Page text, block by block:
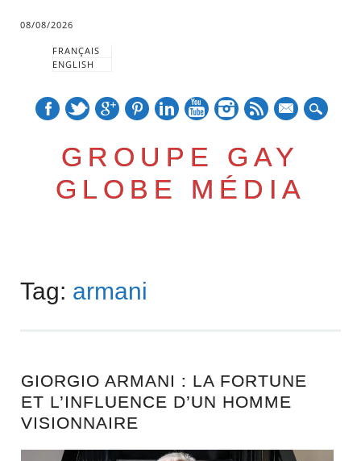
08/08/2026
FRANÇAIS
ENGLISH
GROUPE GAY
GLOBE MÉDIA
Main menu
content
Tag: armani
GIORGIO ARMANI : LA FORTUNE
ET L’INFLUENCE D’UN HOMME
VISIONNAIRE